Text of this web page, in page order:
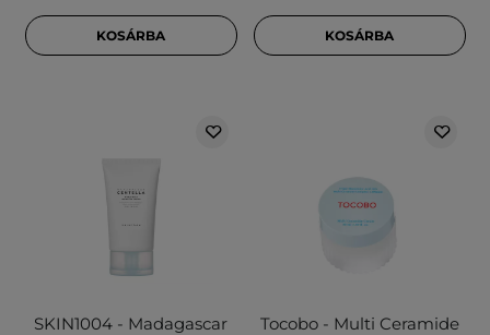
KOSÁRBA KOSÁRBA
SKIN1004 - Madagascar
Tocobo - Multi Ceramide